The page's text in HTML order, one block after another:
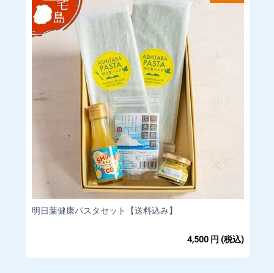
明日葉健康パスタセット【送料込み】
4,500 円 (税込)